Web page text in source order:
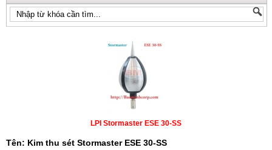
LPI Stormaster ESE 30-SS
Tên: Kim thu sét Stormaster ESE 30-SS